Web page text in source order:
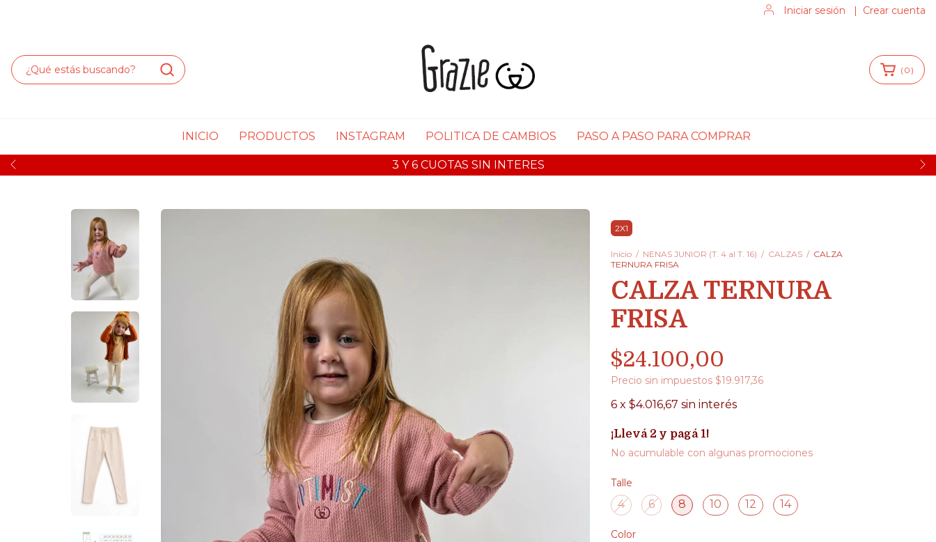
Iniciar sesión | Crear cuenta
3 Y 6 CUOTAS SIN INTERES
( 0 )
INICIO PRODUCTOS INSTAGRAM POLITICA DE CAMBIOS PASO A PASO PARA COMPRAR
2X1
Inicio / NENAS JUNIOR (T. 4 al T. 16) / CALZAS / CALZA
TERNURA FRISA
CALZA TERNURA
FRISA
$24.100,00
Precio sin impuestos $19.917,36
6 x $4.016,67 sin interés
¡Llevá 2 y pagá 1!
No acumulable con algunas promociones
Talle
4 6 8 10 12 14
Color